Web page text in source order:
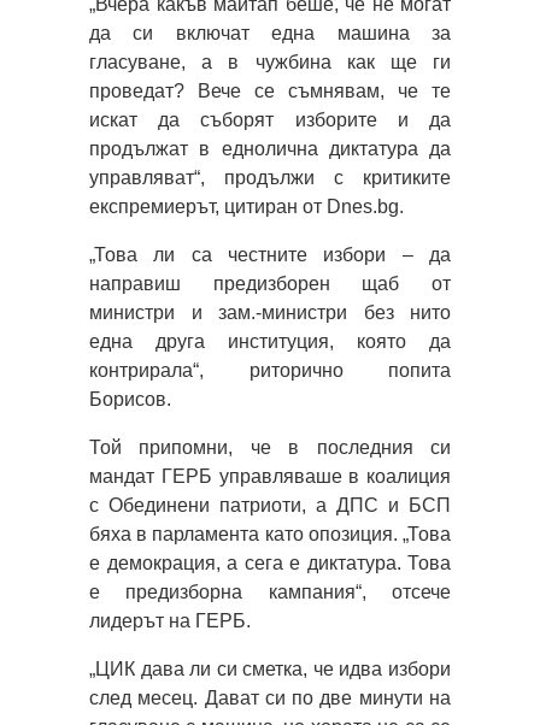
да си включат една машина за
гласуване, а в чужбина как ще ги
проведат? Вече се съмнявам, че те
искат да съборят изборите и да
продължат в еднолична диктатура да
управляват“, продължи с критиките
експремиерът, цитиран от Dnes.bg.
„Това ли са честните избори – да
направиш предизборен щаб от
министри и зам.-министри без нито
една друга институция, която да
контрирала“, риторично попита
Борисов.
Той припомни, че в последния си
мандат ГЕРБ управляваше в коалиция
с Обединени патриоти, а ДПС и БСП
бяха в парламента като опозиция. „Това
е демокрация, а сега е диктатура. Това
е предизборна кампания“, отсече
лидерът на ГЕРБ.
„ЦИК дава ли си сметка, че идва избори
след месец. Дават си по две минути на